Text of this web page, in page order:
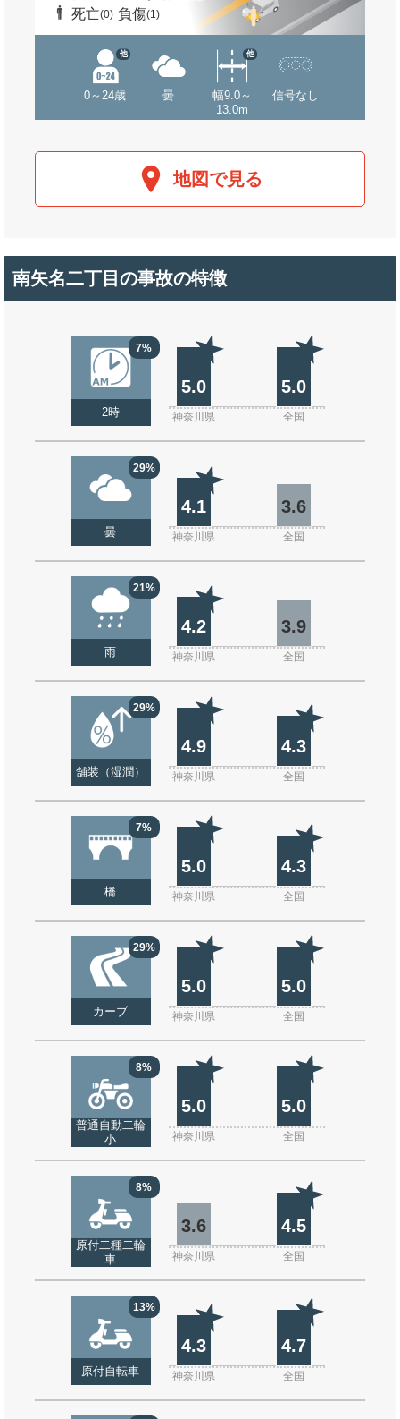
死亡(0) 負傷(1)
0～24歳
他
曇
幅9.0～
13.0m
他
信号なし
地図で見る
南矢名二丁目の事故の特徴
7%
2時
5.0 5.0
神奈川県 全国
29%
曇
4.1 3.6
神奈川県 全国
21%
雨
4.2 3.9
神奈川県 全国
29%
舗装（湿潤）
4.9 4.3
神奈川県 全国
7%
橋
5.0 4.3
神奈川県 全国
29%
カーブ
5.0 5.0
神奈川県 全国
8%
普通自動二輪
小
5.0 5.0
神奈川県 全国
8%
原付二種二輪
車
3.6 4.5
神奈川県 全国
13%
原付自転車
4.3 4.7
神奈川県 全国